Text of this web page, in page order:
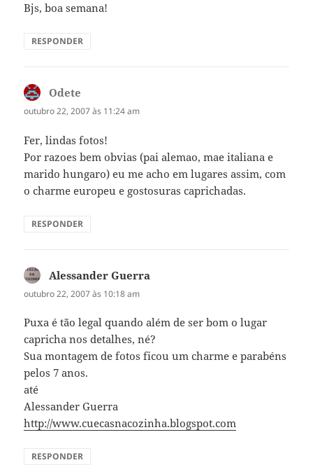
Bjs, boa semana!
RESPONDER
Odete
outubro 22, 2007 às 11:24 am
Fer, lindas fotos!
Por razoes bem obvias (pai alemao, mae italiana e
marido hungaro) eu me acho em lugares assim, com
o charme europeu e gostosuras caprichadas.
RESPONDER
Alessander Guerra
outubro 22, 2007 às 10:18 am
Puxa é tão legal quando além de ser bom o lugar
capricha nos detalhes, né?
Sua montagem de fotos ficou um charme e parabéns
pelos 7 anos.
até
Alessander Guerra
http://www.cuecasnacozinha.blogspot.com
RESPONDER